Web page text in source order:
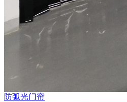
防弧光门帘